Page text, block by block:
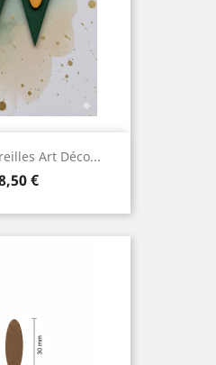
Art Déco...
€